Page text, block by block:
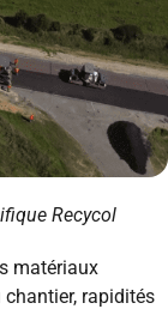
Recycol
matériaux
rapidités